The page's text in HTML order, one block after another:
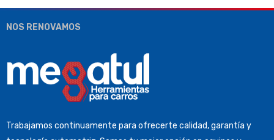
NOS RENOVAMOS
Trabajamos continuamente para ofrecerte calidad, garantía y